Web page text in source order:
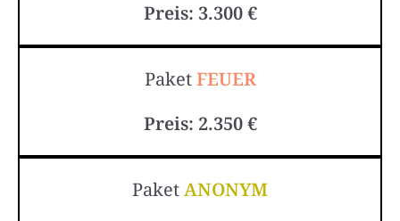
Preis: 3.300 €
PaketFEUER
Preis: 2.350 €
PaketANONYM